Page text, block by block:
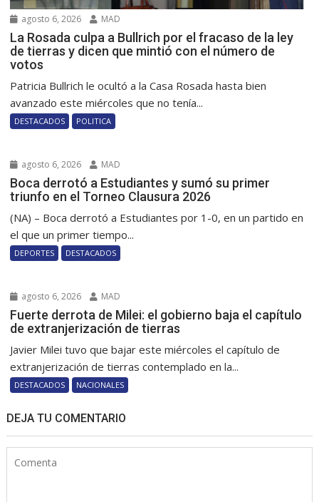
agosto 6, 2026 MAD
La Rosada culpa a Bullrich por el fracaso de la ley
de tierras y dicen que mintió con el número de
votos
Patricia Bullrich le ocultó a la Casa Rosada hasta bien
avanzado este miércoles que no tenía...
DESTACADOS POLITICA
agosto 6, 2026 MAD
Boca derrotó a Estudiantes y sumó su primer
triunfo en el Torneo Clausura 2026
(NA) – Boca derrotó a Estudiantes por 1-0, en un partido en
el que un primer tiempo...
DEPORTES DESTACADOS
agosto 6, 2026 MAD
Fuerte derrota de Milei: el gobierno baja el capítulo
de extranjerización de tierras
Javier Milei tuvo que bajar este miércoles el capítulo de
extranjerización de tierras contemplado en la...
DESTACADOS NACIONALES
DEJA TU COMENTARIO